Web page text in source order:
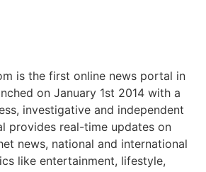
is the first online news portal in
on January 1st 2014 with a
investigative and independent
provides real-time updates on
news, national and international
like entertainment, lifestyle,